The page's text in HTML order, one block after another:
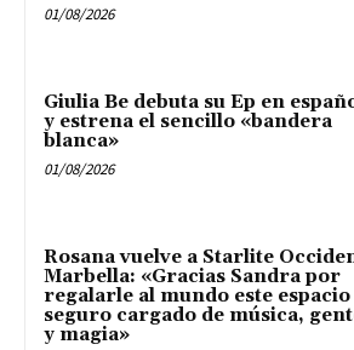
01/08/2026
Giulia Be debuta su Ep en
y estrena el sencillo «bandera
blanca»
01/08/2026
Rosana vuelve a Starlite
Marbella: «Gracias Sandra por
regalarle al mundo este espacio
seguro cargado de música,
y magia»